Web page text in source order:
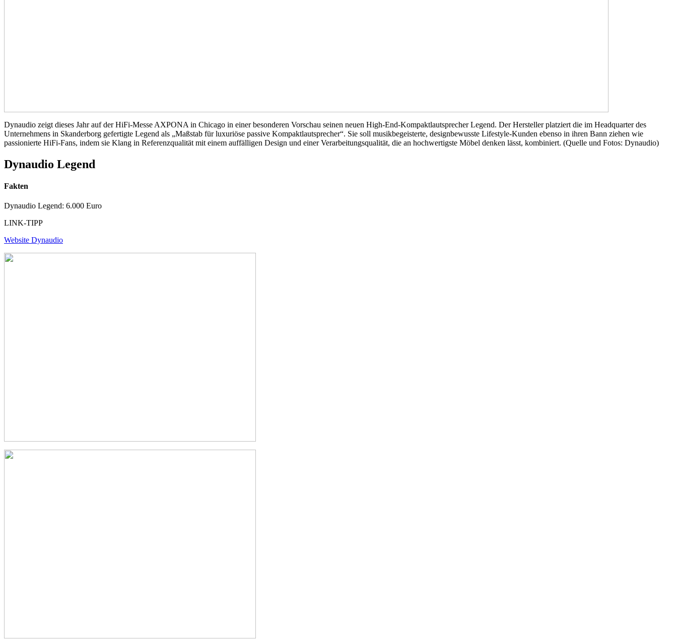
Dynaudio zeigt dieses Jahr auf der HiFi-Messe AXPONA in Chicago in einer besonderen Vorschau seinen neuen High-End-Kompaktlautsprecher Legend. Der Hersteller platziert die im Headquarter des
Unternehmens in Skanderborg gefertigte Legend als „Maßstab für luxuriöse passive Kompaktlautsprecher“. Sie soll musikbegeisterte, designbewusste Lifestyle-Kunden ebenso in ihren Bann ziehen wie
passionierte HiFi-Fans, indem sie Klang in Referenzqualität mit einem auffälligen Design und einer Verarbeitungsqualität, die an hochwertigste Möbel denken lässt, kombiniert. (Quelle und Fotos: Dynaudio)
Dynaudio Legend
Fakten
Dynaudio Legend: 6.000 Euro
LINK-TIPP
Website Dynaudio